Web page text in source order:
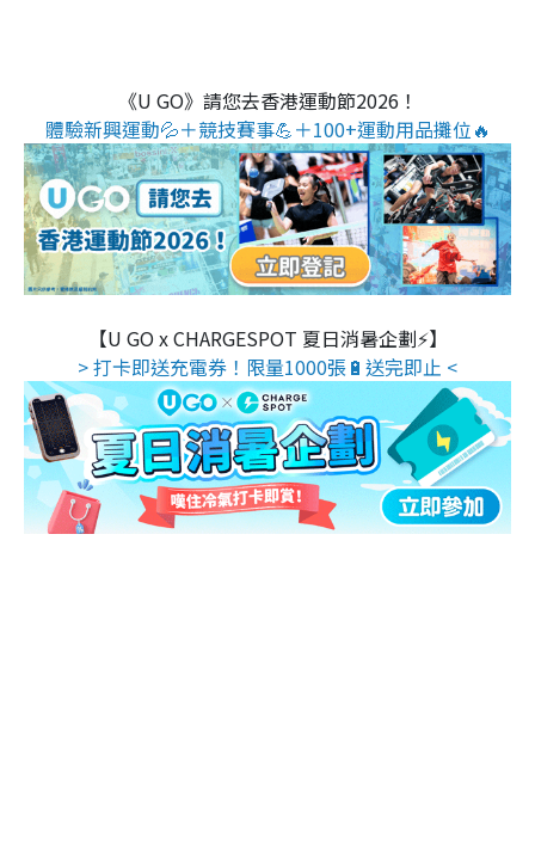
《U GO》請您去香港運動節2026！
體驗新興運動💦＋競技賽事💪＋100+運動用品攤位🔥
【U GO x CHARGESPOT 夏日消暑企劃⚡】
> 打卡即送充電券！限量1000張🔋送完即止 <